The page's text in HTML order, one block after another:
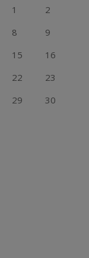
1
2
8
9
15
16
22
23
29
30